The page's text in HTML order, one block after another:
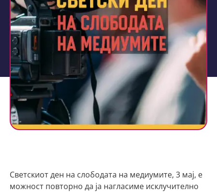
Светскиот ден на слободата на медиумите, 3 мај, е
можност повторно да ја нагласиме исклучително